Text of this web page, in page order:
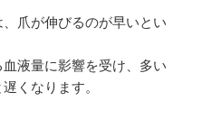
爪が伸びるのが早いとい
液量に影響を受け、多い
くなります。